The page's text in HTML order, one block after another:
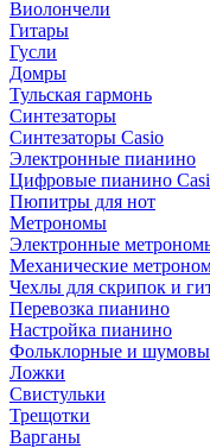
Виолончели
Гитары
Гусли
Домры
Тульская гармонь
Синтезаторы
Синтезаторы Casio
Электронные пианино
Цифровые пианино
Пюпитры для нот
Метрономы
Электронные
Механические
Чехлы для скрипок и
Перевозка пианино
Настройка пианино
Фольклорные и
Ложки
Свистульки
Трещотки
Варганы